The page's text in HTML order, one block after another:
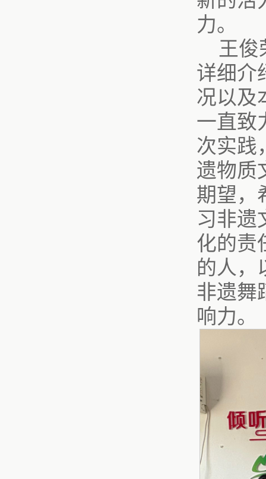
力。
王俊
详细介
况以及
一直致
次实践
遗物质
期望，
习非遗
化的责
的人，
非遗舞
响力。